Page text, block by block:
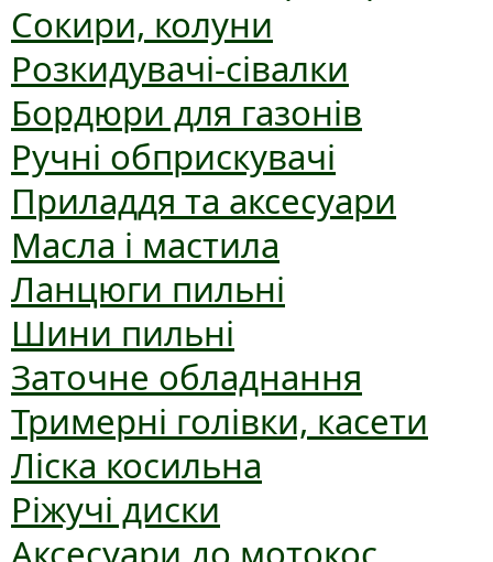
Сокири, колуни
Розкидувачі-сівалки
Бордюри для газонів
Ручні обприскувачі
Приладдя та аксесуари
Масла і мастила
Ланцюги пильні
Шини пильні
Заточне обладнання
Тримерні голівки, касети
Ліска косильна
Ріжучі диски